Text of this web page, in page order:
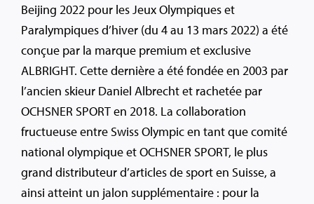
Beijing 2022 pour les Jeux Olympiques et
Paralympiques d’hiver (du 4 au 13 mars 2022) a été
conçue par la marque premium et exclusive
ALBRIGHT. Cette dernière a été fondée en 2003 par
l’ancien skieur Daniel Albrecht et rachetée par
OCHSNER SPORT en 2018. La collaboration
fructueuse entre Swiss Olympic en tant que comité
national olympique et OCHSNER SPORT, le plus
grand distributeur d’articles de sport en Suisse, a
ainsi atteint un jalon supplémentaire : pour la